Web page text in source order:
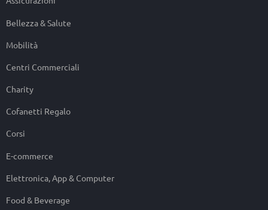
Bellezza & Salute
Mobilità
Centri Commerciali
Charity
Cofanetti Regalo
Corsi
E-commerce
Elettronica, App & Computer
Food & Beverage